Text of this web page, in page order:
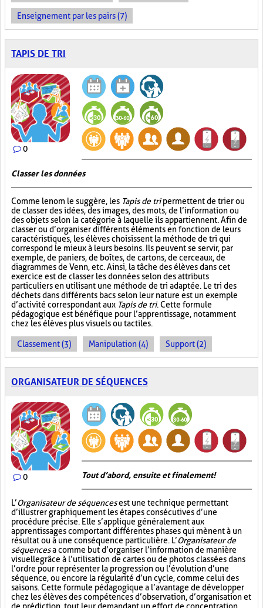
Enseignement par les pairs (7)
TAPIS DE TRI
0
Classer les données
Comme le nom le suggère, les Tapis de tripermettent de trier ou
de classer des idées, des images, des mots, de l’information ou
des objets selon la catégorie à laquelle ils appartiennent. Afin de
classer ou d’organiser différents éléments en fonction de leurs
caractéristiques, les élèves choisissent la méthode de tri qui
correspond le mieux à leurs besoins. Ils peuvent se servir, par
exemple, de paniers, de boîtes, de cartons, de cerceaux, de
diagrammes de Venn, etc. Ainsi, la tâche des élèves dans cet
exercice est de classer les données selon des attributs
particuliers en utilisant une méthode de tri adaptée. Le tri des
déchets dans différents bacs selon leur nature est un exemple
d’activité correspondant aux Tapis de tri. Cette formule
pédagogique est bénéfique pour l’apprentissage, notamment
chez les élèves plus visuels ou tactiles.
Classement (3) Manipulation (4) Support (2)
ORGANISATEUR DE SÉQUENCES
0 Tout d’abord, ensuite et finalement!
L’Organisateur de séquencesest une technique permettant
d’illustrer graphiquement les étapes consécutives d’une
procédure précise. Elle s’applique généralement aux
apprentissages comportant différentes phases qui mènent à un
résultat ou à une conséquence particulière. L’Organisateur de
séquencesa comme but d’organiser l’information de manière
visuellegrâce à l’utilisation de cartes ou de photos classées dans
l’ordre pour représenter la progression ou l’évolution d’une
séquence, ou encore la régularité d’un cycle, comme celui des
saisons. Cette formule pédagogique a l’avantage de développer
chez les élèves des compétences d’observation, d’organisation et